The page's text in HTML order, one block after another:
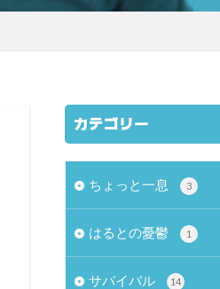
カテゴリー
ちょっと一息 3
はるとの憂鬱 1
サバイバル 14